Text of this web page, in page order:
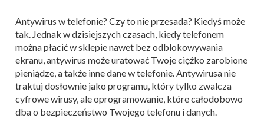
Antywirus w telefonie? Czy to nie przesada? Kiedyś może
tak. Jednak w dzisiejszych czasach, kiedy telefonem
można płacić w sklepie nawet bez odblokowywania
ekranu, antywirus może uratować Twoje ciężko zarobione
pieniądze, a także inne dane w telefonie. Antywirusa nie
traktuj dosłownie jako programu, który tylko zwalcza
cyfrowe wirusy, ale oprogramowanie, które całodobowo
dba o bezpieczeństwo Twojego telefonu i danych.